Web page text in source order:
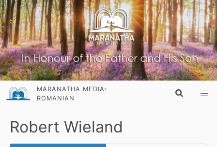
MARANATHA MEDIA:
ROMANIAN
Robert Wieland